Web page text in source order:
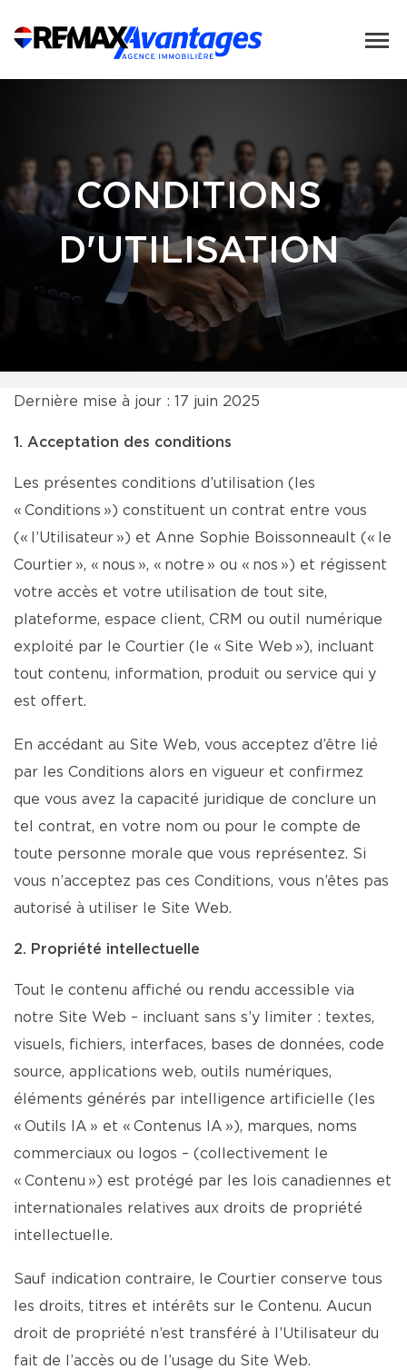
CONDITIONS
D'UTILISATION
Dernière mise à jour : 17 juin 2025
1. Acceptation des conditions
Les présentes conditions d’utilisation (les
« Conditions ») constituent un contrat entre vous
(« l’Utilisateur ») et Anne Sophie Boissonneault (« le
Courtier », « nous », « notre » ou « nos ») et régissent
votre accès et votre utilisation de tout site,
plateforme, espace client, CRM ou outil numérique
exploité par le Courtier (le « Site Web »), incluant
tout contenu, information, produit ou service qui y
est offert.
En accédant au Site Web, vous acceptez d’être lié
par les Conditions alors en vigueur et confirmez
que vous avez la capacité juridique de conclure un
tel contrat, en votre nom ou pour le compte de
toute personne morale que vous représentez. Si
vous n’acceptez pas ces Conditions, vous n’êtes pas
autorisé à utiliser le Site Web.
2. Propriété intellectuelle
Tout le contenu affiché ou rendu accessible via
notre Site Web – incluant sans s’y limiter : textes,
visuels, fichiers, interfaces, bases de données, code
source, applications web, outils numériques,
éléments générés par intelligence artificielle (les
« Outils IA » et « Contenus IA »), marques, noms
commerciaux ou logos – (collectivement le
« Contenu ») est protégé par les lois canadiennes et
internationales relatives aux droits de propriété
intellectuelle.
Sauf indication contraire, le Courtier conserve tous
les droits, titres et intérêts sur le Contenu. Aucun
droit de propriété n’est transféré à l’Utilisateur du
fait de l’accès ou de l’usage du Site Web.